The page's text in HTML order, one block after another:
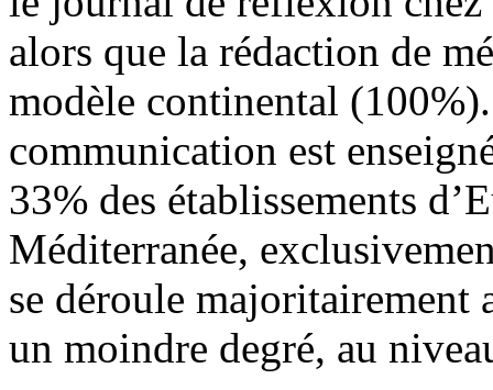
alors que la rédaction de
modèle continental
communication est
33% des établissements
Méditerranée,
se déroule majoritairement
un moindre degré, au